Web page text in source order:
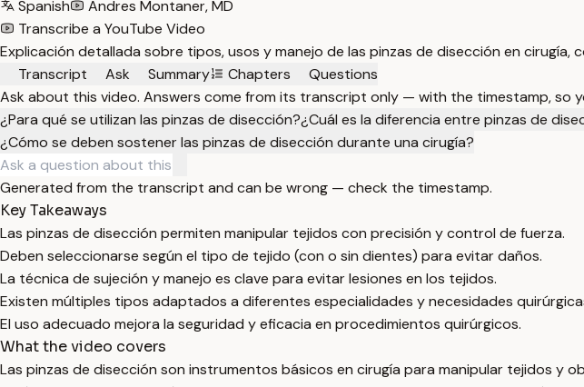
Spanish
Andres Montaner, MD
Transcribe a YouTube Video
Explicación detallada sobre tipos, usos y manejo de las pinzas de disección en
Transcript
Ask Summary Chapters
Questions
Ask about this video. Answers come from its transcript only — with the timestamp, so
¿Para qué se utilizan las pinzas de disección?¿Cuál es la diferencia entre pinzas de
¿Cómo se deben sostener las pinzas de disección durante una cirugía?
Generated from the transcript and can be wrong — check the timestamp.
Key Takeaways
Las pinzas de disección permiten manipular tejidos con precisión y control de fuerza.
Deben seleccionarse según el tipo de tejido (con o sin dientes) para evitar daños.
La técnica de sujeción y manejo es clave para evitar lesiones en los tejidos.
Existen múltiples tipos adaptados a diferentes especialidades y necesidades
El uso adecuado mejora la seguridad y eficacia en procedimientos quirúrgicos.
What the video covers
Las pinzas de disección son instrumentos básicos en cirugía para manipular tejidos y